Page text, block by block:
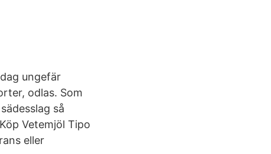
ungefär
odlas. Som
så
Vetemjöl Tipo
eller